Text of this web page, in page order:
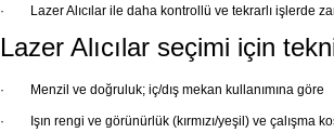
· Lazer Alıcılar ile daha kontrollü ve tekrarlı işlerde
Lazer Alıcılar seçimi için
· Menzil ve doğruluk; iç/dış mekan kullanımına göre
· Işın rengi ve görünürlük (kırmızı/yeşil) ve çalışma